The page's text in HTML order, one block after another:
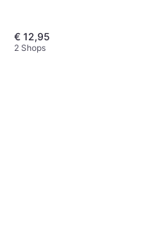
€ 12,95
2 Shops